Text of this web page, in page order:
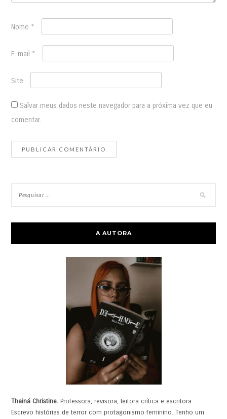
Nome *
E-mail *
Site
Salvar meus dados neste navegador para a próxima vez que eu
comentar.
A AUTORA
Thainá Christine. Professora, revisora, leitora crítica e escritora.
Escrevo histórias de terror com protagonismo feminino. Tenho um